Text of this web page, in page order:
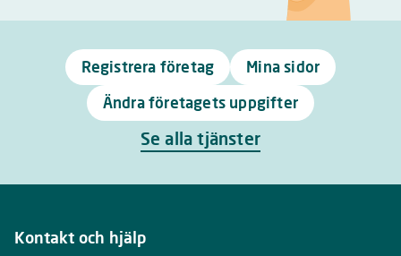
Registrera företag
Mina sidor
Ändra företagets uppgifter
Se alla tjänster
Kontakt och hjälp